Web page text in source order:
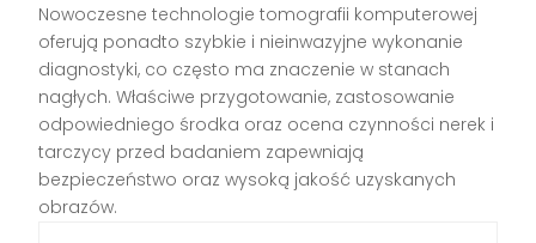
Nowoczesne technologie tomografii komputerowej
oferują ponadto szybkie i nieinwazyjne wykonanie
diagnostyki, co często ma znaczenie w stanach
nagłych. Właściwe przygotowanie, zastosowanie
odpowiedniego środka oraz ocena czynności nerek i
tarczycy przed badaniem zapewniają
bezpieczeństwo oraz wysoką jakość uzyskanych
obrazów.